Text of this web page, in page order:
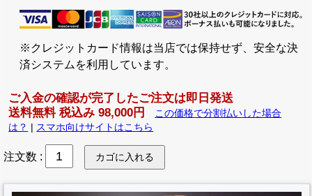
※クレジットカード情報は当店では保持せず、安全な決
済システムを利用しています。
ご入金の確認が完了したご注文は即日発送
送料無料 税込み 98,000円
この価格で分割払いした場合
は？
スマホ向けサイトはこちら
注文数 :